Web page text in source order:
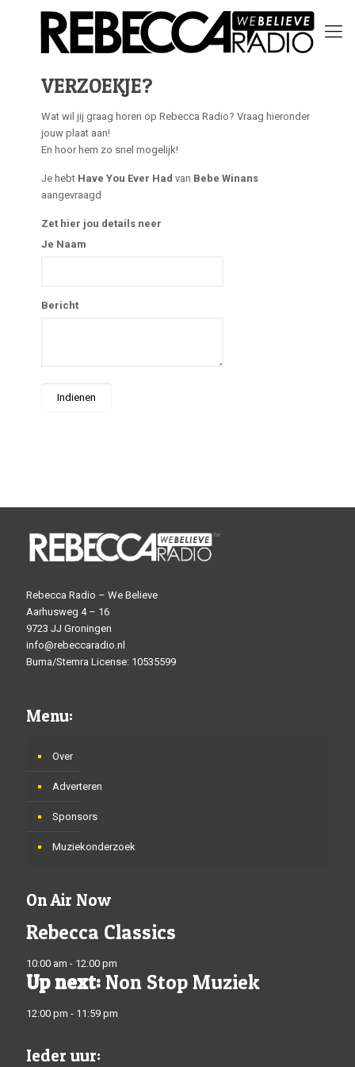
VERZOEKJE?
Wat wil jij graag horen op Rebecca Radio? Vraag hieronder
jouw plaat aan!
En hoor hem zo snel mogelijk!
Je hebt Have You Ever Had van Bebe Winans
aangevraagd
Zet hier jou details neer
Je Naam
Bericht
Rebecca Radio – We Believe
Aarhusweg 4 – 16
9723 JJ Groningen
info@rebeccaradio.nl
Buma/Stemra License: 10535599
Menu:
Over
Adverteren
Sponsors
Muziekonderzoek
On Air Now
Rebecca Classics
10:00 am - 12:00 pm
Up next: Non Stop Muziek
12:00 pm - 11:59 pm
Ieder uur: